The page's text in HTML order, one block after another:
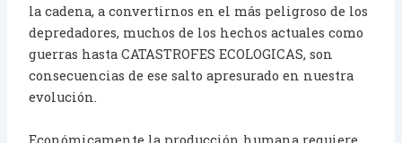
la cadena, a convertirnos en el más peligroso de los
depredadores, muchos de los hechos actuales como
guerras hasta CATASTROFES ECOLOGICAS, son
consecuencias de ese salto apresurado en nuestra
evolución.